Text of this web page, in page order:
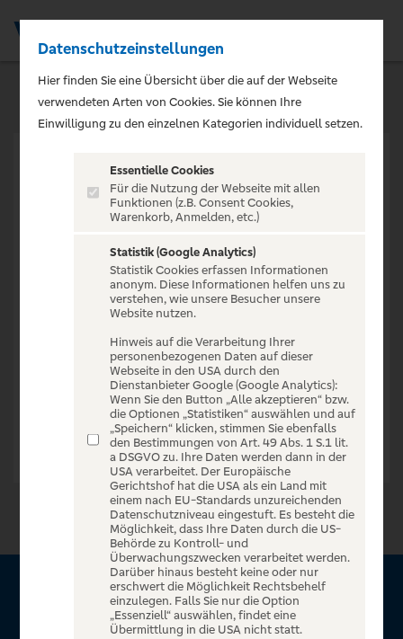
VERANSTALTUNG NICHT
GEFUNDEN
Zur Startseite
Über VR Entertain
Datenschutzeinstellungen
Hier finden Sie eine Übersicht über die auf der Webseite
verwendeten Arten von Cookies. Sie können Ihre
Einwilligung zu den einzelnen Kategorien individuell setzen.
Essentielle Cookies
Für die Nutzung der Webseite mit allen
Funktionen (z.B. Consent Cookies,
Warenkorb, Anmelden, etc.)
Statistik (Google Analytics)
Statistik Cookies erfassen Informationen
anonym. Diese Informationen helfen uns zu
verstehen, wie unsere Besucher unsere
Website nutzen.
Hinweis auf die Verarbeitung Ihrer
personenbezogenen Daten auf dieser
Webseite in den USA durch den
Dienstanbieter Google (Google Analytics):
Wenn Sie den Button „Alle akzeptieren“ bzw.
die Optionen „Statistiken“ auswählen und auf
„Speichern“ klicken, stimmen Sie ebenfalls
den Bestimmungen von Art. 49 Abs. 1 S.1 lit.
a DSGVO zu. Ihre Daten werden dann in der
USA verarbeitet. Der Europäische
Gerichtshof hat die USA als ein Land mit
einem nach EU-Standards unzureichenden
Datenschutzniveau eingestuft. Es besteht die
Möglichkeit, dass Ihre Daten durch die US-
Behörde zu Kontroll- und
Überwachungszwecken verarbeitet werden.
Darüber hinaus besteht keine oder nur
erschwert die Möglichkeit Rechtsbehelf
einzulegen. Falls Sie nur die Option
„Essenziell“ auswählen, findet eine
Übermittlung in die USA nicht statt.